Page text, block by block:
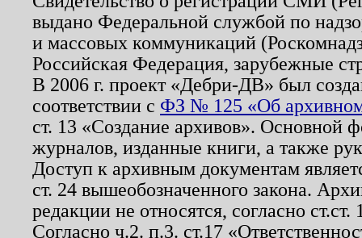
выдано Федеральной службой по
и массовых коммуникаций
Российская Федерация, зарубежные
В 2006 г. проект «Дебри-ДВ» был
соответствии с ФЗ № 125 «Об
ст. 13 «Создание архивов». Основной
журналов, изданные книги, а также
Доступ к архивным документам
ст. 24 вышеобозначенного закона.
редакции не относятся, согласно
Согласно ч.2. п.3. ст.17